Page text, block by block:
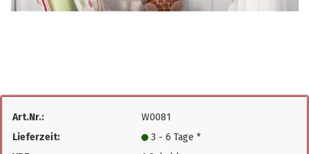
Art.Nr.:
W0081
Lieferzeit:
3 - 6 Tage *